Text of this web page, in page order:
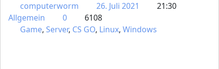
computerworm 26. Juli 2021
21:30
Allgemein
0
6108
Game, Server, CS GO, Linux, Windows